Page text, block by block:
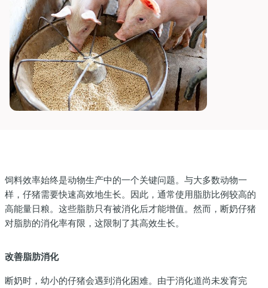
饲料效率始终是动物生产中的一个关键问题。与大多数动物一
样，仔猪需要快速高效地生长。因此，通常使用脂肪比例较高的
高能量日粮。这些脂肪只有被消化后才能增值。然而，断奶仔猪
对脂肪的消化率有限，这限制了其高效生长。
改善脂肪消化
断奶时，幼小的仔猪会遇到消化困难。由于消化道尚未发育完